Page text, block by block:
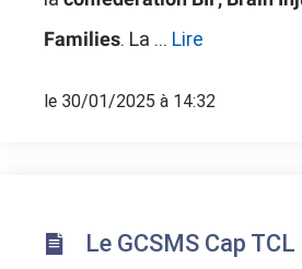
Families. La ... Lire
le 30/01/2025 à 14:32
Le GCSMS Cap TCL